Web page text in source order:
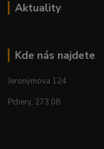
Aktuality
Kde nás najdete
Jeronýmova 124
Pchery, 273 08